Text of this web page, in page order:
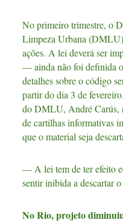
No primeiro trimestre, o
Limpeza Urbana
ações. A lei deverá ser
— ainda não foi definida
detalhes sobre o código
partir do dia 3 de
do DMLU, André Carús,
de cartilhas informativas
que o material seja
— A lei tem de ter efeito
sentir inibida a descartar
No Rio, projeto